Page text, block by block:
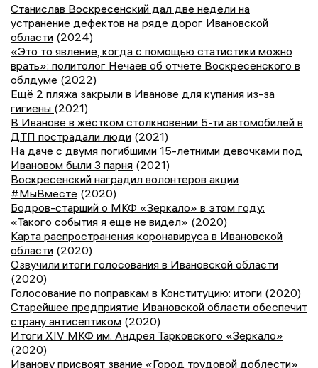
Станислав Воскресенский дал две недели на
устранение дефектов на ряде дорог Ивановской
области (2024)
«Это то явление, когда с помощью статистики можно
врать»: политолог Нечаев об отчете Воскресенского в
облдуме (2022)
Ещё 2 пляжа закрыли в Иванове для купания из-за
гигиены (2021)
В Иванове в жёстком столкновении 5-ти автомобилей в
ДТП пострадали люди (2021)
На даче с двумя погибшими 15-летними девочками под
Ивановом были 3 парня (2021)
Воскресенский наградил волонтеров акции
#МыВместе (2020)
Бодров-старший о МКФ «Зеркало» в этом году:
«Такого события я еще не видел» (2020)
Карта распространения коронавируса в Ивановской
области (2020)
Озвучили итоги голосования в Ивановской области
(2020)
Голосование по поправкам в Конституцию: итоги (2020)
Старейшее предприятие Ивановской области обеспечит
страну антисептиком (2020)
Итоги XIV МКФ им. Андрея Тарковского «Зеркало»
(2020)
Иванову присвоят звание «Город трудовой доблести»